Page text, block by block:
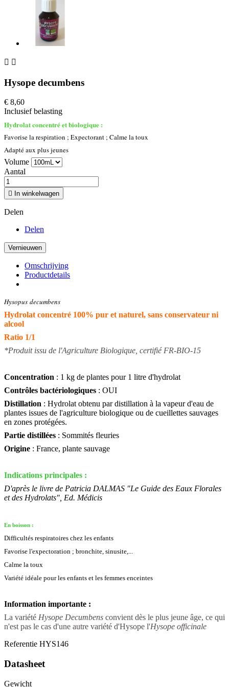
 
Hysope decumbens
€ 8,60
Inclusief belasting
Hydrolat concentré et biologique :
Favorise la respiration ; Expectorant ; Calme la toux
Adapté aux plus jeunes
Volume
Aantal
 In winkelwagen
Delen
Delen
Omschrijving
Productdetails
Hysopus decumbens
Hydrolat concentré 100% pur et naturel, sans conservateur ni
alcool
Ratio 1/1
*Produit issu de l'Agriculture Biologique, certifié FR-BIO-15
Concentration : 1 kg de plantes pour 1 litre d'hydrolat
Contrôles bactériologiques : OUI
Distillation : Hydrolat obtenu par distillation à la vapeur d'eau de
plantes issues de l'agriculture biologique ou de cueillettes sauvages
en zones protégées.
Partie distillées : Sommités fleuries
Origine : France, plante sauvage
Indications principales :
D'après le livre de Patricia DALMAS "Le Guide des Eaux Florales
et des Hydrolats", Ed. Médicis
En boisson :
Difficultés respiratoires chez les enfants
Favorise l'expectoration ; bronchite, sinusite,...
Calme la toux
Variété idéale pour les enfants et les femmes enceintes
Information importante :
La variété Hysope Decumbens convient dès le plus jeune âge, ce qui
n'est pas le cas d'une autre variété d'Hysope l'Hysope officinale
Referentie HYS146
Datasheet
Gewicht